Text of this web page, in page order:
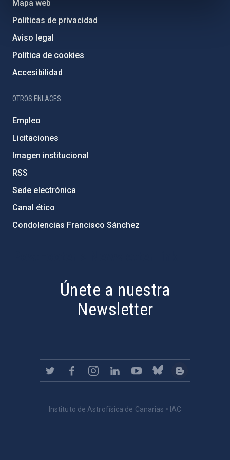
Mapa web
Políticas de privacidad
Aviso legal
Política de cookies
Accesibilidad
OTROS ENLACES
Empleo
Licitaciones
Imagen institucional
RSS
Sede electrónica
Canal ético
Condolencias Francisco Sánchez
Únete a nuestra
Newsletter
Instituto de Astrofísica de Canarias • IAC